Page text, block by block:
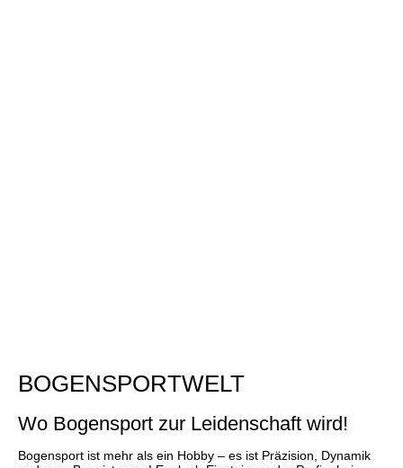
BOGENSPORTWELT
Wo Bogensport zur Leidenschaft wird!
Bogensport ist mehr als ein Hobby – es ist Präzision, Dynamik